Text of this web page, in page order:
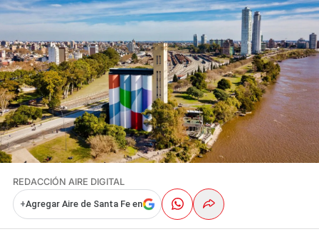
REDACCIÓN AIRE DIGITAL
+Agregar Aire de Santa Fe en